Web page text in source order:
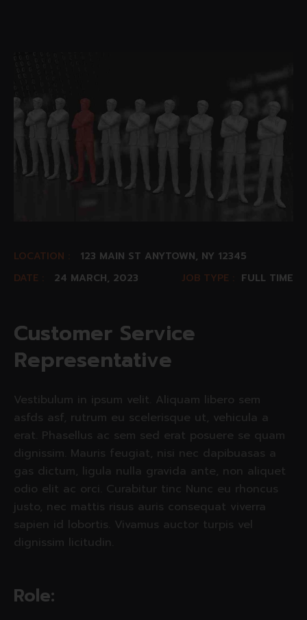
LOCATION :
123 MAIN ST ANYTOWN, NY 12345
DATE :
24 MARCH, 2023 JOB TYPE : FULL TIME
Customer Service
Representative
Vestibulum in ipsum velit. Aliquam libero sem
asfds asf, rutrum eu scelerisque ut, vehicula a
erat. Phasellus ac sem sed erat posuere se quam
dignissim. Mauris feugiat, nisi nec dapibuasas a
gas dictum, ligula nulla gravida ante, non aliquet
odio elit ac orci. Curabitur tinc Nunc eu rhoncus
justo, nec mattis risus auris consequat viverra
sapien id lobortis. Vivamus auctor turpis vel
dignissim licitudin.
Role: